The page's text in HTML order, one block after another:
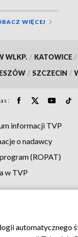
WIĘCEJ
WLKP. / KATOWICE /
/ SZCZECIN /
informacji TVP
o nadawcy
(ROPAT)
w TVP
Moje zgody
automatycznego